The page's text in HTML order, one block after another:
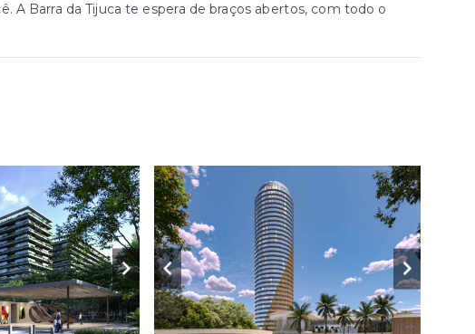
A Barra da Tijuca te espera de braços abertos, com todo o